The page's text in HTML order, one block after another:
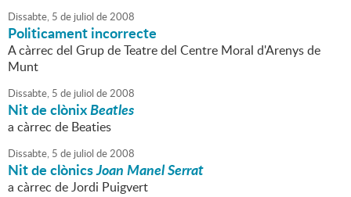
Dissabte, 5 de juliol de2008
Politicament incorrecte
A càrrec del Grup de Teatre del Centre Moral d'Arenys de
Munt
Dissabte, 5 de juliol de2008
Nit de clònixBeatles
a càrrec de Beaties
Dissabte, 5 de juliol de2008
Nit de clònicsJoan Manel Serrat
a càrrec de Jordi Puigvert